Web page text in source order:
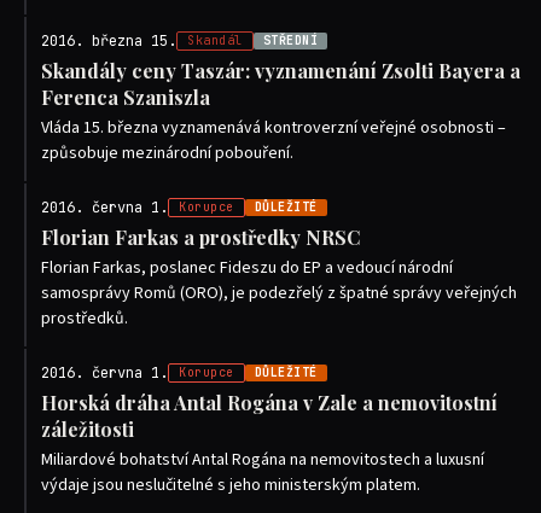
2016. března 15. Skandál STŘEDNÍ
Skandály ceny Taszár: vyznamenání Zsolti Bayera a
Ferenca Szaniszla
Vláda 15. března vyznamenává kontroverzní veřejné osobnosti –
způsobuje mezinárodní pobouření.
2016. června 1. Korupce DŮLEŽITÉ
Florian Farkas a prostředky NRSC
Florian Farkas, poslanec Fideszu do EP a vedoucí národní
samosprávy Romů (ORO), je podezřelý z špatné správy veřejných
prostředků.
2016. června 1. Korupce DŮLEŽITÉ
Horská dráha Antal Rogána v Zale a nemovitostní
záležitosti
Miliardové bohatství Antal Rogána na nemovitostech a luxusní
výdaje jsou neslučitelné s jeho ministerským platem.